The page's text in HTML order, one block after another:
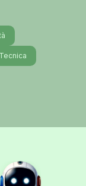
Tecnica